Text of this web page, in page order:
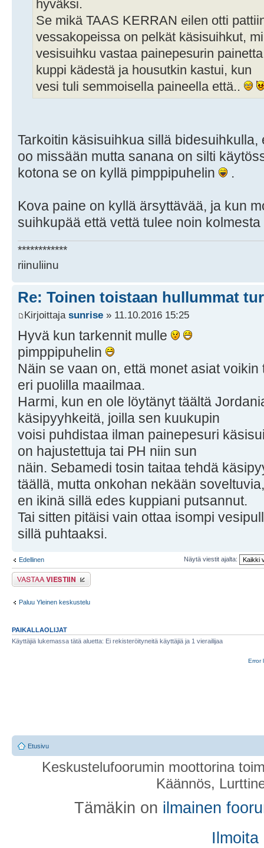
hyväksi.
Se mikä TAAS KERRAN eilen otti
vessakopeissa on pelkät käsisuihkut,
vesisuihku vastaa painepesurin
kuppi kädestä ja housutkin kastui, kun
vesi tuli semmoisella paineella että..
Tarkoitin käsisuihkua sillä
oo missään mutta sanana on silti
kotona se on kyllä pimppipuhelin
.
Kova paine on kyllä ärsyttävää, ja kun
suihkupää että vettä tulee noin
************
riinuliinu
Re: Toinen toistaan hullummat
Kirjoittaja sunrise » 11.10.2016 15:25
Hyvä kun tarkennit mulle
pimppipuhelin
Näin se vaan on, että monet asiat
eri puolilla maailmaa.
Harmi, kun en ole löytänyt täältä
käsipyyhkeitä, joilla sen kuukupin
voisi puhdistaa ilman painepesuri
on hajustettuja tai PH niin sun
näin. Sebamedi tosin taitaa tehdä
täällä, mutta onkohan nekään
en ikinä sillä edes kuppiani putsannut.
Tai sitten pitäisi vain ottaa isompi
sillä puhtaaksi.
Edellinen Näytä viestit ajalta:
Lähetä vastaus
Paluu Yleinen keskustelu
PAIKALLAOLIJAT
Käyttäjiä lukemassa tätä aluetta: Ei rekisteröityneitä käyttäjiä ja 1 vierailijaa
Error
Etusivu
Keskustelufoorumin moottorina
Käännös,
Tämäkin on ilmainen